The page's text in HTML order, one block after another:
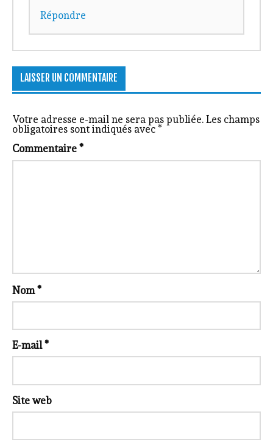
Répondre
LAISSER UN COMMENTAIRE
Votre adresse e-mail ne sera pas publiée. Les champs
obligatoires sont indiqués avec*
Commentaire*
Nom*
E-mail*
Site web